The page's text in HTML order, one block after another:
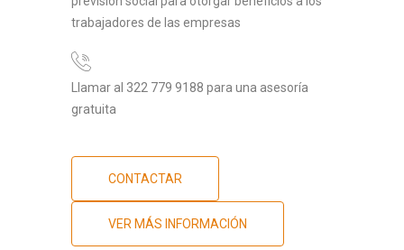
trabajadores de las empresas
Llamar al 322 779 9188 para una asesoría
gratuita
CONTACTAR
VER MÁS INFORMACIÓN